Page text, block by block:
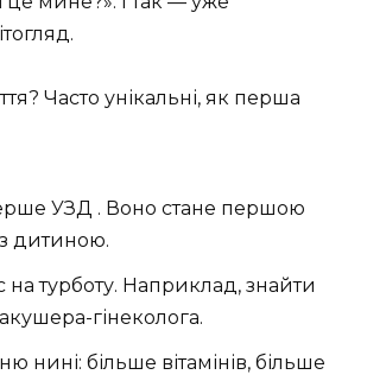
Часто унікальні, як перша
УЗД . Воно стане першою
дитиною.
на турботу. Наприклад, знайти
гінеколога.
нині: більше вітамінів, більше